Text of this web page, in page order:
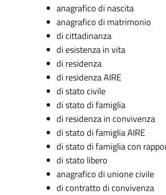
anagrafico di nascita
anagrafico di matrimonio
di cittadinanza
di esistenza in vita
di residenza
di residenza AIRE
di stato civile
di stato di famiglia
di residenza in convivenza
di stato di famiglia AIRE
di stato di famiglia con
di stato libero
anagrafico di unione civile
di contratto di convivenza